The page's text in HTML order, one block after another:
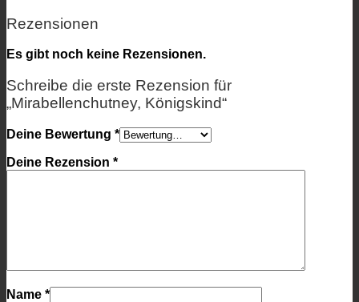
Rezensionen
Es gibt noch keine Rezensionen.
Schreibe die erste Rezension für
„Mirabellenchutney, Königskind“
Deine Bewertung *
Deine Rezension *
Name *